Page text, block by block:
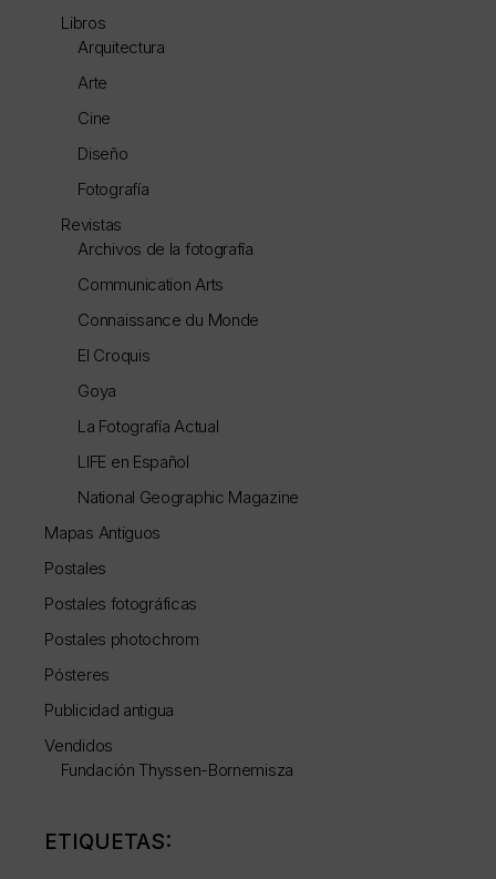
Libros
Arquitectura
Arte
Cine
Diseño
Fotografía
Revistas
Archivos de la fotografía
Communication Arts
Connaissance du Monde
El Croquis
Goya
La Fotografía Actual
LIFE en Español
National Geographic Magazine
Mapas Antiguos
Postales
Postales fotográficas
Postales photochrom
Pósteres
Publicidad antigua
Vendidos
Fundación Thyssen-Bornemisza
ETIQUETAS: